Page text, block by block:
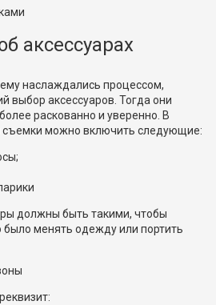
аксессуарах
наслаждались процессом,
выбор аксессуаров. Тогда они
раскованно и уверенно. В
съемки можно включить следующие:
должны быть такими, чтобы
менять одежду или портить